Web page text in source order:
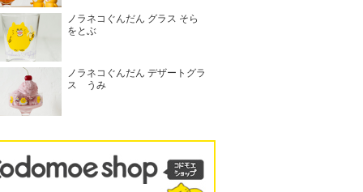
ノラネコぐんだん グラス そら
をとぶ
ノラネコぐんだん デザートグラ
ス うみ